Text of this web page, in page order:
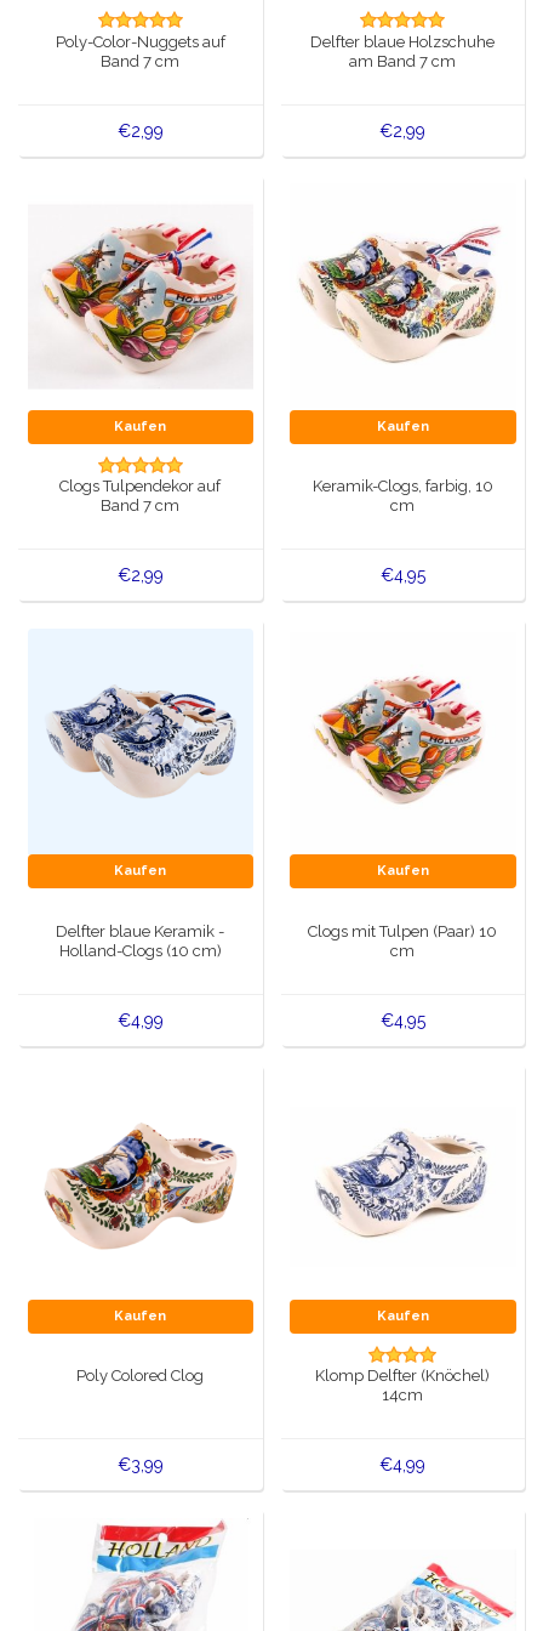
Grüße & Postkarten
Artikel des Königshauses
Wandteller - Bunt und Delfter Blau
Salz-und Pfefferstreuer
Spielkarten
Delfter blaue Magnete
Poly-Color-Nuggets auf
Band 7 cm
€2,99
Delfter blaue Holzschuhe
am Band 7 cm
€2,99
Kaufen
Clogs Tulpendekor auf
Band 7 cm
€2,99
Kaufen
Keramik-Clogs, farbig, 10
cm
€4,95
Kaufen
Delfter blaue Keramik -
Holland-Clogs (10 cm)
€4,99
Kaufen
Clogs mit Tulpen (Paar) 10
cm
€4,95
Kaufen
Poly Colored Clog
€3,99
Kaufen
Klomp Delfter (Knöchel)
14cm
€4,99